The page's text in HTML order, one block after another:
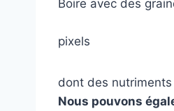
Boire avec des
pixels
dont des nutriments
Nous pouvons